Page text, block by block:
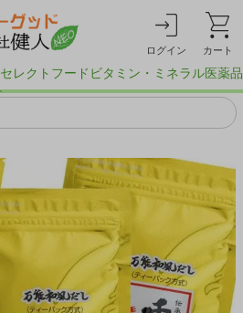
ログイン カート
セレクトフード ビタミン・ミネラル医薬品